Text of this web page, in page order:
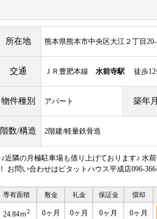
所在地 熊本県熊本市中央区大江２丁目
交通 ＪＲ豊肥本線 水前寺駅 徒歩12
物件種別 アパート 築年月
階数/構造 2階建/軽量鉄骨造
隣の月極駐車場も借り上げております♪ 水
お問い合わせはピタットハウス平成店096-
専有面積 敷金 礼金 保証金 償却
24.84ｍ2 0ヶ月 0ヶ月 0ヶ月 0ヶ月